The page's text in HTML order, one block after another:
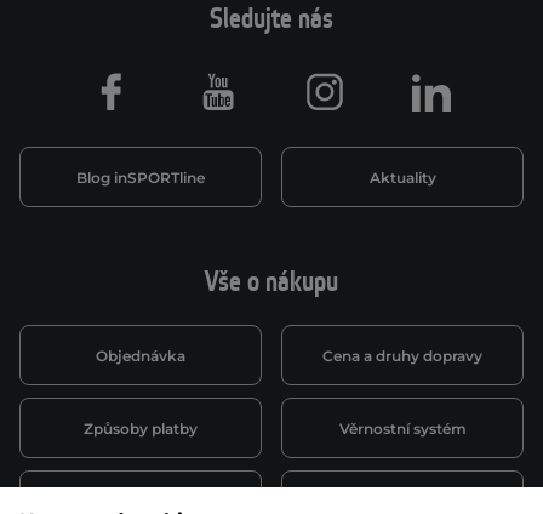
Vše o nákupu
Objednávka Cena a druhy dopravy
Způsoby platby Věrnostní systém
Sledujte nás
Blog inSPORTline Aktuality
Facebook Youtube Instagram LinkedIn